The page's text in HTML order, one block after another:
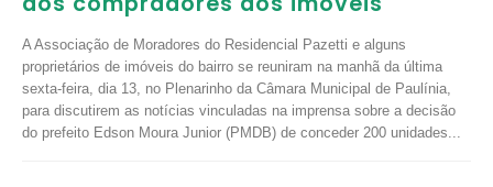
A Associação de Moradores do Residencial Pazetti e alguns
proprietários de imóveis do bairro se reuniram na manhã da última
sexta-feira, dia 13, no Plenarinho da Câmara Municipal de Paulínia,
para discutirem as notícias vinculadas na imprensa sobre a decisão
do prefeito Edson Moura Junior (PMDB) de conceder 200 unidades...